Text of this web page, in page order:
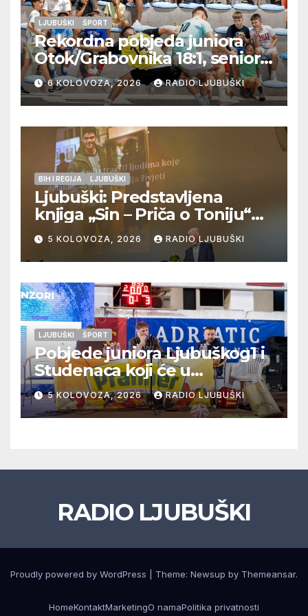
LJUBUŠKI ŠPORT
Rekordna pobjeda juniora
Otok/Grabovnika 18:1, seniori
Pregrađa u četvrtfinalu,
Veljaci i Cerno/Crnopod u
doigravanju, Grljevići završili
natjecanje
6 KOLOVOZA, 2026 RADIO LJUBUŠKI
BIH I REGIJA LJUBUŠKI
Ljubuški: Predstavljena
knjiga „Sin – Priča o Toniju“
dr. sc. Zdenka Hercega
5 KOLOVOZA, 2026 RADIO LJUBUŠKI
LJUBUŠKI ŠPORT
Pobjede juniora Ljubuškog1 i
Studenaca koji će u
međusobnom susretu
odlučiti o prvom mjestu u
skupini “A”, seniori Teskere
pobjedom protiv Crvenog
5 KOLOVOZA, 2026 RADIO LJUBUŠKI
RADIO LJUBUŠKI
Proudly powered by WordPress Theme: Newsup by Themeansar.
HomeKontaktMarketingO namaPolitika privatnosti